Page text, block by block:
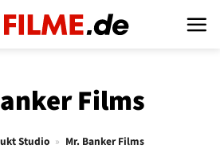
Films
Studio » Mr. Banker Films